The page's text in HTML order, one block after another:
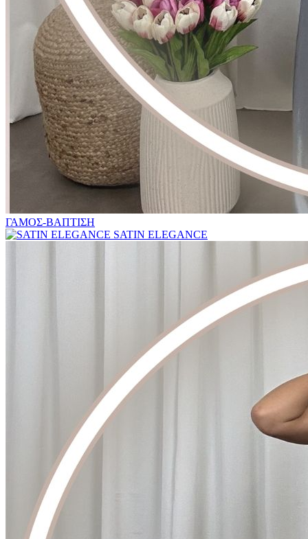
ΓΑΜΟΣ-ΒΑΠΤΙΣΗ
SATIN ELEGANCE